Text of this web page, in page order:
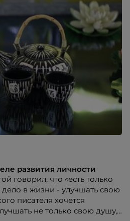
развития личности
говорил, что «есть только
в жизни - улучшать свою
писателя хочется
не только свою душу,